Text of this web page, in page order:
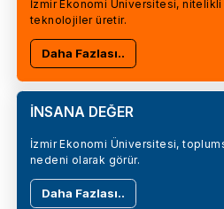
İzmir Ekonomi Üniversitesi,
teknolojiler üretir.
Daha Fazlası..
İNSANA DEĞER
İzmir Ekonomi Üniversitesi,
nedeni olarak görür.
Daha Fazlası..